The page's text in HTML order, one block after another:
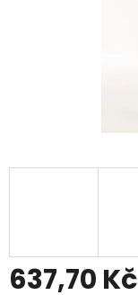
637,70 Kč